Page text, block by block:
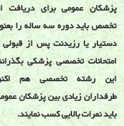
پزشکان عمومی برای دریافت
تخصص باید دوره سه ساله را
دستیار یا رزیدنت پس از
امتحانات تخصصی پزشکی
این رشته تخصصی هم
طرفداران زیادی بین پزشکان
باید نمرات بالایی کسب نمایند.